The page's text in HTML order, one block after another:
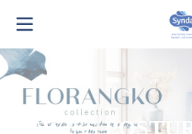
SWISSPOSTU